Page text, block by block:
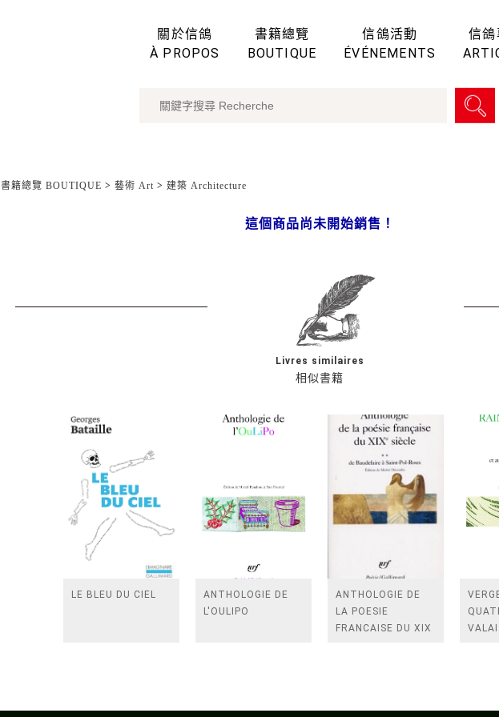
關於信鴿
À PROPOS
書籍總覽
BOUTIQUE
信鴿活動
ÉVÉNEMENTS
信
書籍總覽 BOUTIQUE > 藝術 Art > 建築 Architecture
這個商品尚未開始銷售！
相似書籍
Livres similaires
LE BLEU DU CIEL
ANTHOLOGIE DE
L'OULIPO
ANTHOLOGIE DE
LA POESIE
FRANCAISE DU XIX